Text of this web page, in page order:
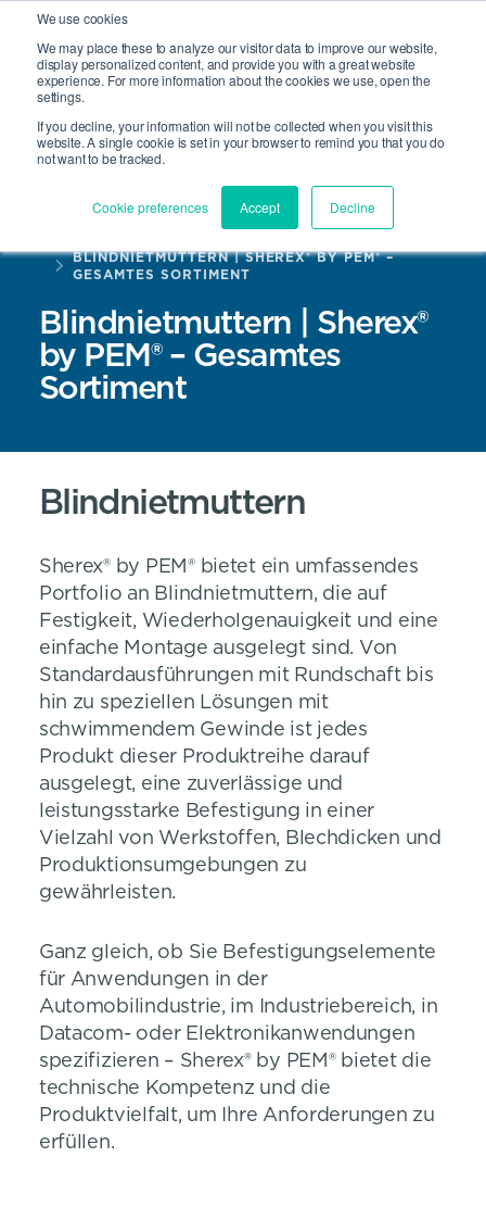
We use cookies
We may place these to analyze our visitor data to improve our website,
display personalized content, and provide you with a great website
experience. For more information about the cookies we use, open the
settings.
If you decline, your information will not be collected when you visit this
website. A single cookie is set in your browser to remind you that you do
not want to be tracked.
Cookie preferences Accept Decline
Suche
BLINDNIETMUTTERN | SHEREX® BY PEM® –
GESAMTES SORTIMENT
Blindnietmuttern | Sherex®
by PEM® – Gesamtes
Sortiment
Blindnietmuttern
Sherex® by PEM® bietet ein umfassendes
Portfolio an Blindnietmuttern, die auf
Festigkeit, Wiederholgenauigkeit und eine
einfache Montage ausgelegt sind. Von
Standardausführungen mit Rundschaft bis
hin zu speziellen Lösungen mit
schwimmendem Gewinde ist jedes
Produkt dieser Produktreihe darauf
ausgelegt, eine zuverlässige und
leistungsstarke Befestigung in einer
Vielzahl von Werkstoffen, Blechdicken und
Produktionsumgebungen zu
gewährleisten.
Ganz gleich, ob Sie Befestigungselemente
für Anwendungen in der
Automobilindustrie, im Industriebereich, in
Datacom- oder Elektronikanwendungen
spezifizieren – Sherex® by PEM® bietet die
technische Kompetenz und die
Produktvielfalt, um Ihre Anforderungen zu
erfüllen.